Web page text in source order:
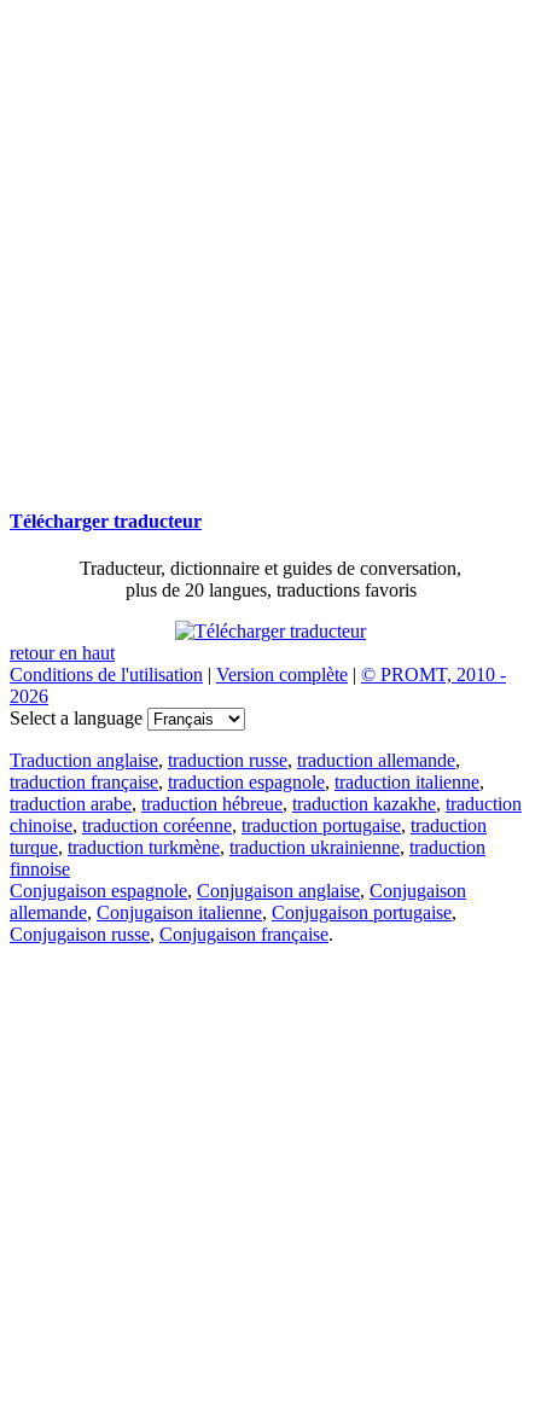
Télécharger traducteur
Traducteur, dictionnaire et guides de conversation,
plus de 20 langues, traductions favoris
retour en haut
Conditions de l'utilisation | Version complète | © PROMT, 2010 -
2026
Select a language
Traduction anglaise, traduction russe, traduction allemande,
traduction française, traduction espagnole, traduction italienne,
traduction arabe, traduction hébreue, traduction kazakhe, traduction
chinoise, traduction coréenne, traduction portugaise, traduction
turque, traduction turkmène, traduction ukrainienne, traduction
finnoise
Conjugaison espagnole, Conjugaison anglaise, Conjugaison
allemande, Conjugaison italienne, Conjugaison portugaise,
Conjugaison russe, Conjugaison française.